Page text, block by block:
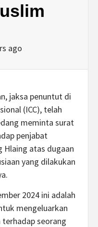
ago
jaksa penuntut di
(ICC), telah
meminta surat
penjabat
Hlaing atas dugaan
yang dilakukan
2024 ini adalah
mengeluarkan
seorang